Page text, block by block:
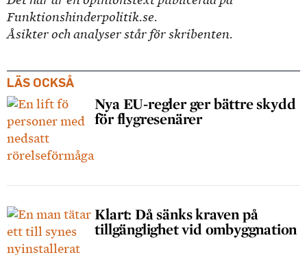
Funktionshinderpolitik.se.
Åsikter och analyser står för skribenten.
LÄS OCKSÅ
Nya EU-regler ger bättre skydd
för flygresenärer
Klart: Då sänks kraven på
tillgänglighet vid ombyggnation